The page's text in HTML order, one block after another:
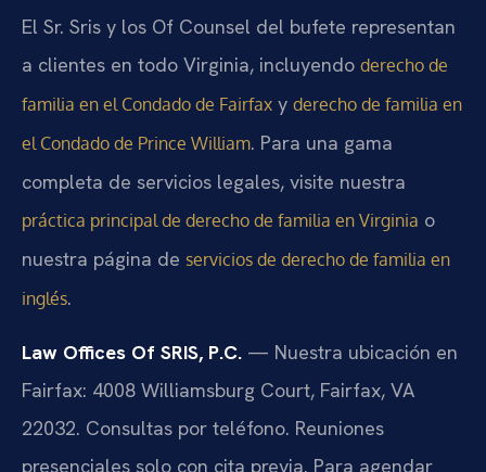
El Sr. Sris y los Of Counsel del bufete representan
a clientes en todo Virginia, incluyendo derecho de
familia en el Condado de Fairfax y derecho de familia en
el Condado de Prince William. Para una gama
completa de servicios legales, visite nuestra
práctica principal de derecho de familia en Virginia o
nuestra página de servicios de derecho de familia en
inglés.
Law Offices Of SRIS, P.C. — Nuestra ubicación en
Fairfax: 4008 Williamsburg Court, Fairfax, VA
22032. Consultas por teléfono. Reuniones
presenciales solo con cita previa. Para agendar